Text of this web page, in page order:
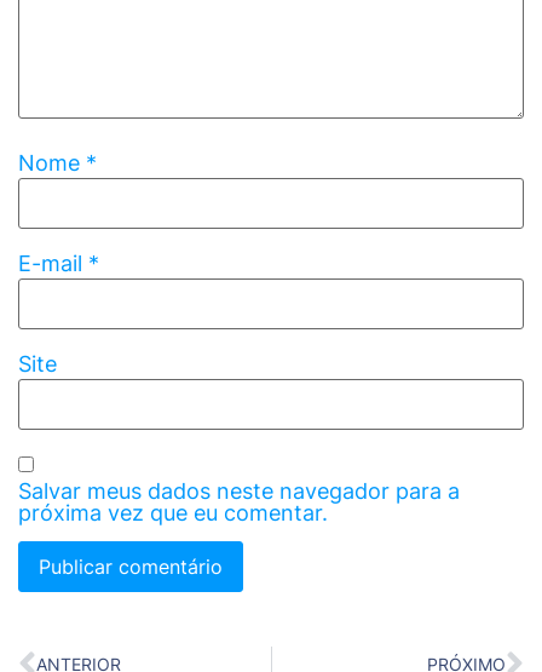
Nome *
E-mail *
Site
Salvar meus dados neste navegador para a
próxima vez que eu comentar.
ANTERIOR PRÓXIMO